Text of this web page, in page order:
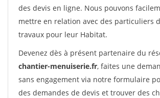
des devis en ligne. Nous pouvons
mettre en relation avec des particuliers
travaux pour leur Habitat.
Devenez dès à présent partenaire du
chantier-menuiserie.fr, faites une
sans engagement via notre formulaire
des demandes de devis et trouver des